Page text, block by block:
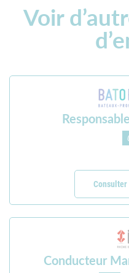
Voir
Consulter
Conducteur